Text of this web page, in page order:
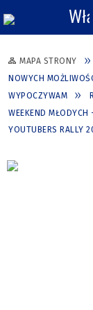
MAPA STRONY
NOWYCH
WYPOCZYWAM
WEEKEND
YOUTUBERS RALLY